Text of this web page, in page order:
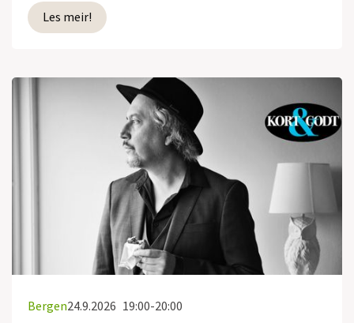
Les meir!
Bergen24.9.2026 19:00-20:00